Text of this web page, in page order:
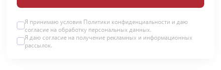
Я принимаю условия Политики конфиденциальности и даю
согласие на обработку персональных данных.
Я даю согласие на получение рекламных и информационных
рассылок.